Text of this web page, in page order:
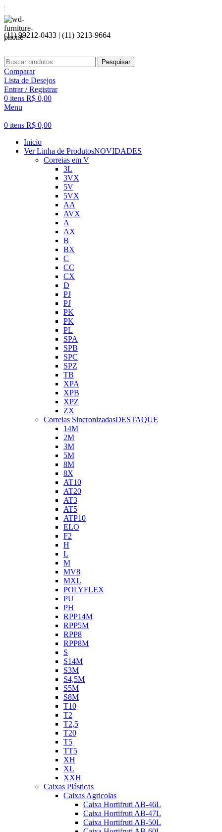
(11) 99212-0433 | (11) 3213-9664
Pesquisar
Comparar
Lista de Desejos
Entrar / Registrar
0 itens R$ 0,00
Menu
0 itens R$ 0,00
Inicio
Ver Linha de ProdutosNOVIDADES
Correias em V
3L
3VX
5V
5VX
AA
AVX
A
AX
B
BX
C
CC
CX
D
PJ
PJ
PK
PK
PL
SPA
SPB
SPC
SPZ
TB
XPA
XPB
XPZ
ZX
Correias SincronizadasDESTAQUE
14M
2M
3M
5M
8M
8X
AT10
AT20
AT3
AT5
ATP10
ELO
F2
H
L
M
MV8
MXL
POLYFLEX
PU
PH
RPP14M
RPP5M
RPP8
RPP8M
S
S14M
S3M
S4,5M
S5M
S8M
T10
T2
T2,5
T20
T5
TT5
XH
XL
XXH
Caixas Plásticas
Caixas Agricolas
Caixa Hortifruti AB-46L
Caixa Hortifruti AB-47L
Caixa Hortifruti AB-50L